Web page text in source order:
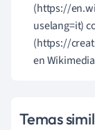
(https://
uselang=it)
(https://
en
Temas